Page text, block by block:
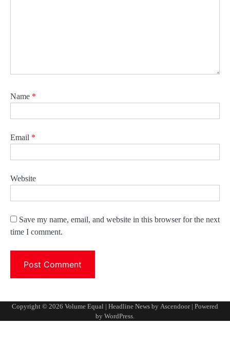
Name *
Email *
Website
Save my name, email, and website in this browser for the next
time I comment.
Copyright © 2026 Volume Equal | Headline News by Ascendoor| Powered
by WordPress